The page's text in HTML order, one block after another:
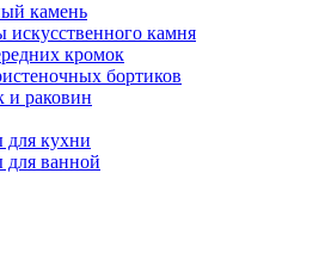
камень
искусственного камня
кромок
бортиков
и раковин
кухни
ванной